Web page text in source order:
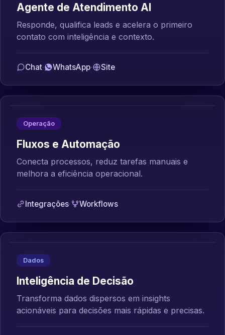
Agente de Atendimento AI
Responde, qualifica leads e acelera o primeiro
contato com inteligência e contexto.
Chat· WhatsApp· Site
Operação
Fluxos e Automação
Conecta processos, reduz tarefas manuais e
melhora a eficiência operacional.
Integrações· Workflows
Dados
Inteligência de Decisão
Transforma dados dispersos em insights
acionáveis para decisões mais rápidas e precisas.